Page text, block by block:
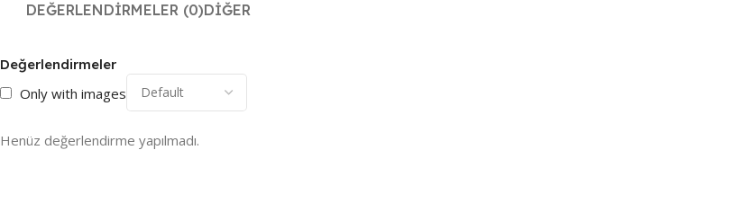
DEĞERLENDIRMELER (0)DIĞER
Değerlendirmeler
Only with images
Henüz değerlendirme yapılmadı.